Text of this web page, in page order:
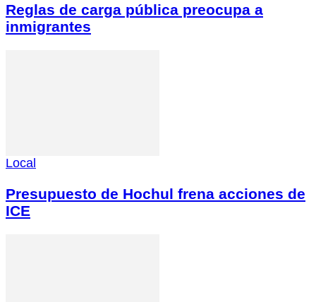
Reglas de carga pública preocupa a
inmigrantes
Local
Presupuesto de Hochul frena acciones de
ICE